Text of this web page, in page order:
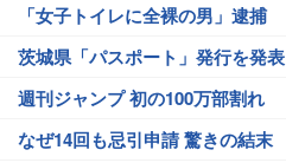
「女子トイレに全裸の男」逮捕
茨城県「パスポート」発行を発表
週刊ジャンプ 初の100万部割れ
なぜ14回も忌引申請 驚きの結末